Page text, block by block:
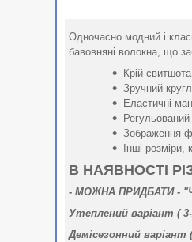
Одночасно модний і
бавовняні волокна, що
Крій
Зручний
Еластичні
Зображення
Інші
В НАЯВНОСТІ
- МОЖНА ПРИДБАТИ -
Утеплений варіант (
Демісезонний варіант